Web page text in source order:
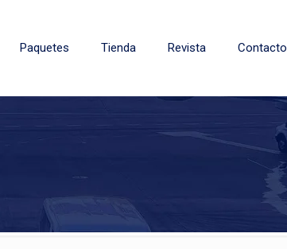
Paquetes Tienda Revista Contacto